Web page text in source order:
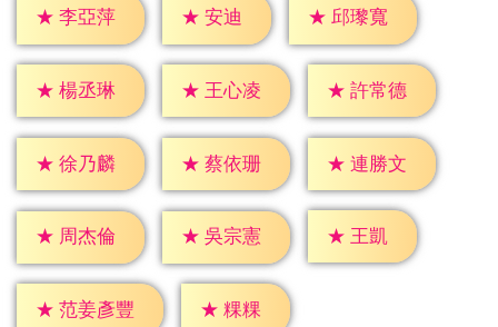
★ 李亞萍 ★ 安迪 ★ 邱瓈寬
★ 楊丞琳 ★ 王心凌 ★ 許常德
★ 徐乃麟 ★ 蔡依珊 ★ 連勝文
★ 周杰倫 ★ 吳宗憲 ★ 王凱
★ 范姜彥豐 ★ 粿粿